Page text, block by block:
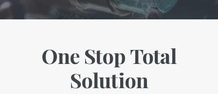
One Stop Total
Solution